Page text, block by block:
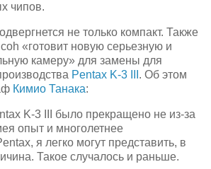
чипов.
не только компакт. Также
«готовит новую серьезную и
камеру» для замены для
Pentax K-3 III . Об этом
Кимио Танака:
K-3 III было прекращено не из-за
опыт и многолетнее
я легко могут представить, в
Такое случалось и раньше.